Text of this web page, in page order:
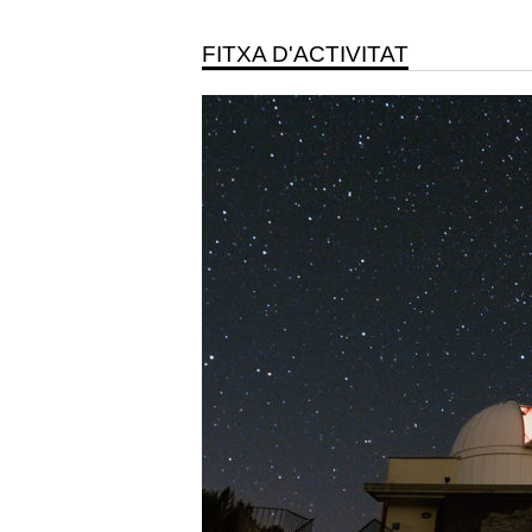
FITXA D'ACTIVITAT